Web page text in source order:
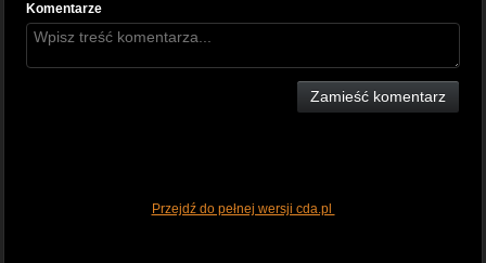
Komentarze
Zamieść komentarz
Przejdź do pełnej wersji cda.pl